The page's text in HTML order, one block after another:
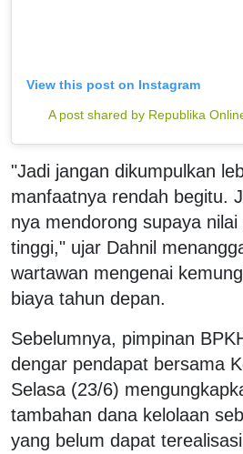
View this post on Instagram
A post shared by Republika
"Jadi jangan dikumpulkan
manfaatnya rendah begitu.
nya mendorong supaya
tinggi," ujar Dahnil
wartawan mengenai
biaya tahun depan.
Sebelumnya, pimpinan
dengar pendapat bersama
Selasa (23/6)
tambahan dana kelolaan
yang belum dapat